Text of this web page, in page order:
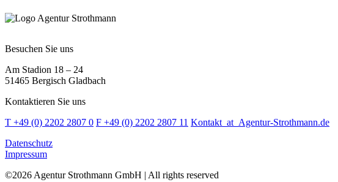
Besuchen Sie uns
Am Stadion 18 – 24
51465 Bergisch Gladbach
Kontaktieren Sie uns
T +49 (0) 2202 2807 0 F +49 (0) 2202 2807 11 Kontakt _at_ Agentur-Strothmann.de
Datenschutz
Impressum
©2026 Agentur Strothmann GmbH | All rights reserved